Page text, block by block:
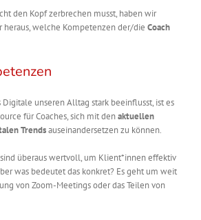
den Kopf zerbrechen musst, haben wir
heraus, welche Kompetenzen der/die Coach
Digitale unseren Alltag stark beeinflusst, ist es
für Coaches, sich mit denaktuellen
Trendsauseinandersetzen zu können.
überaus wertvoll, um Klient*innen effektiv
was bedeutet das konkret? Es geht um weit
von Zoom-Meetings oder das Teilen von